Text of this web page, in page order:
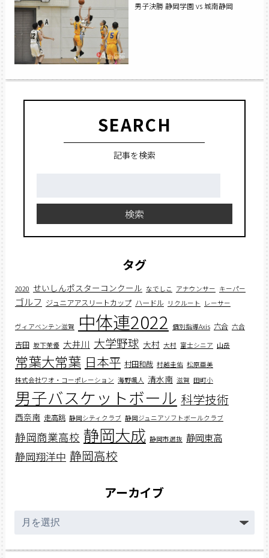
男子決勝 静岡学園 vs 城南静岡
SEARCH
記事を検索
検索
タグ
2020 せいしんポスターコンクール なでしこ アナウンサー キーパー
ゴルフ ジュニアアスリートカップ ハードル リクルート レーサー
ヴィアベンテン滋賀 中体連2022 個別指導Axis 六合 六合
吉田 坂下茉優 大井川 大学野球 大村 大村 富士シニア 山岳
常葉大常葉 日本平 村田和哉 村越圭佑 松原亜美
株式会社ワオ・コーポレーション 海野颯人 清水南 滋賀 田町小
男子バスケットボール 科学技術
西奈南 走高跳 静岡シティクラブ 静岡ジュニアソフトボールクラブ
静岡商業高校 静岡大成 静岡市選抜 静岡東高
静岡翔洋中 静岡高校
アーカイブ
ー